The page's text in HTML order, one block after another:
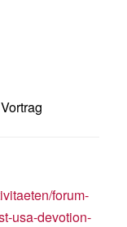
Vortrag
forum-
usa-devotion-